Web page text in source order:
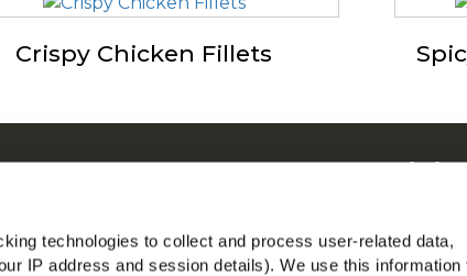
technologies to collect and process user-related data,
IP address and session details). We use this information
Crispy Chicken Fillets
McCain in
Vind ons